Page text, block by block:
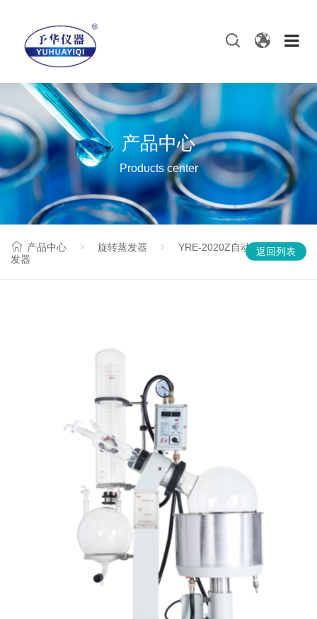
产品中心
Products center
产品中心 旋转蒸发器
YRE-2020Z自动升降旋转蒸
发器
返回列表